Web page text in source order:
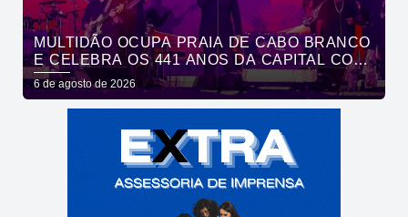
MULTIDÃO OCUPA PRAIA DE CABO BRANCO
E CELEBRA OS 441 ANOS DA CAPITAL COM
SHOWS DE ROUPA NOVA E FÁBIO JR
6 de agosto de 2026